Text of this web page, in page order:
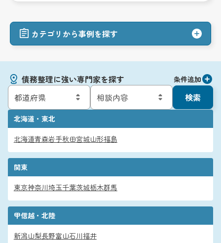
カテゴリから事例を探す
債務整理に強い専門家を探す 条件追加
検索
北海道・東北
北海道青森岩手秋田宮城山形福島
関東
東京神奈川埼玉千葉茨城栃木群馬
甲信越・北陸
新潟山梨長野富山石川福井